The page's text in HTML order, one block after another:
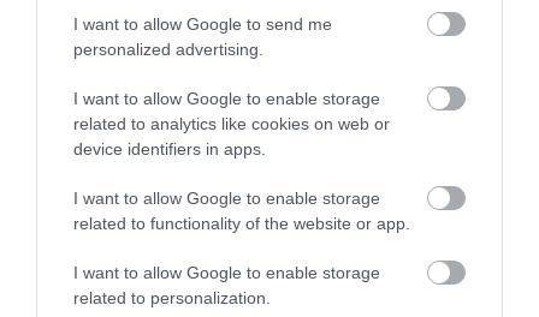
I want to allow Google to send me
personalized advertising.
I want to allow Google to enable storage
related to analytics like cookies on web or
device identifiers in apps.
I want to allow Google to enable storage
related to functionality of the website or app.
I want to allow Google to enable storage
related to personalization.
alapította. Az üzletember neve 2004-ben került a
képbe, amikor a cég egyik legfontosabb
meghatározó vezetőjévé vált. A Tesla azzal
változtatta meg az autóipart, hogy az elektromos
autót nem lassú, kompromisszumos városi
közlekedési eszközként, hanem kívánatos, nagy
teljesítményű járműkéntmutatta be. A
Roadster
hozzájárult ahhoz, hogy az elektromos autózás
tömegesebb irányba mozduljon. Utóbbi 2017-ben